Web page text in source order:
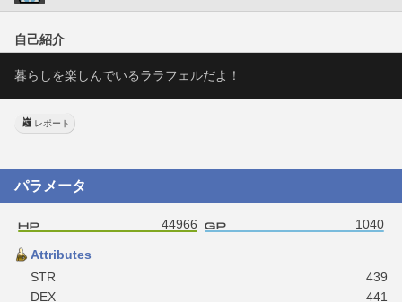
自己紹介
暮らしを楽しんでいるララフェルだよ！
レポート
パラメータ
44966 1040
Attributes
STR
439
DEX
441